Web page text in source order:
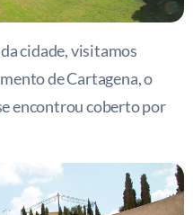
cidade, visitamos
de Cartagena, o
encontrou coberto por